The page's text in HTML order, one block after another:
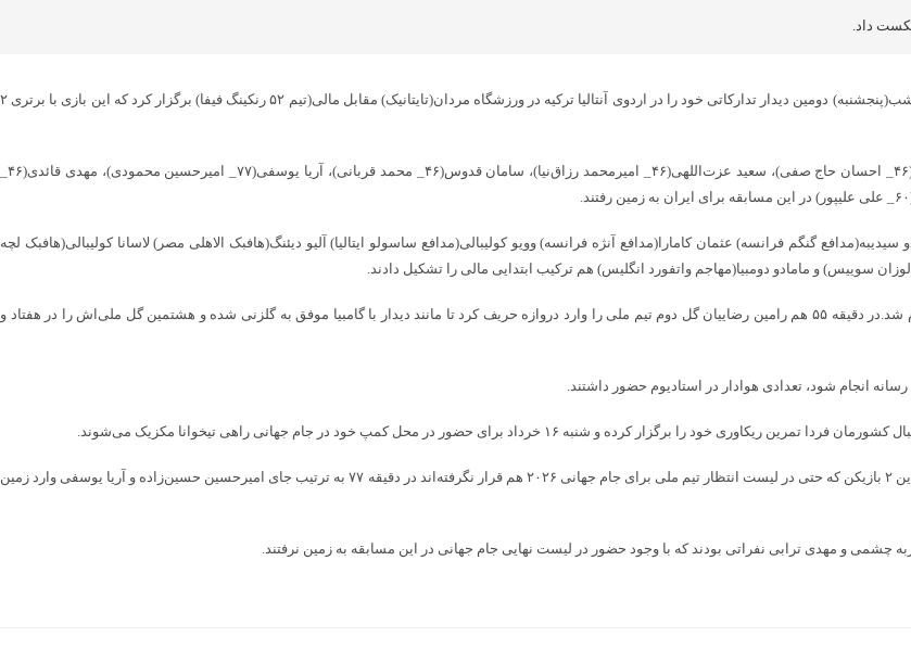
داد.
به گزارش پایگاه خبری شباویز به نقل از خبر گزاری فارس،تیم ملی فوتبال ایران از ساعت ۲۰ امشب(پنجشنبه) دومین دیدار تدارکاتی خود را در اردوی آنتالیا ترکیه در ورزشگاه مردان(تایتانیک) مقابل مالی(تیم ۵۲ رنکینگ فیفا) برگزار کرد که این بازی با برتری ۲
سیدیبه(مدافع گنگم فرانسه) عثمان کامارا(مدافع آنژه فرانسه) وویو کولیبالی(مدافع ساسولو ایتالیا) آلیو دیئنگ(هافبک الاهلی مصر) لاسانا کولیبالی(هافبک لچه
لوزان سوییس) و مامادو دومبیا(مهاجم واتفورد انگلیس) هم ترکیب ابتدایی مالی را تشکیل دادند.
نیمه اول بازی با گل دقیقه ۱۲ سعید عزت‌اللهی یک بر صفر به سود شاگردان امیر قلعه‌نویی تمام شد.در دقیقه ۵۵ هم رامین رضاییان گل دوم تیم ملی را وارد دروازه حریف کرد تا مانند دیدار با گامبیا موفق به گلزنی شده و هشتمین گل ملی‌اش را در هفتاد و
انجام شود، تعدادی هوادار در استادیوم حضور داشتند.
و شنبه ۱۶ خرداد برای حضور در محل کمپ خود در جام جهانی راهی تیخوانا مکزیک می‌شوند.
نکته قابل توجه درباره تعویض‌های ایران استفاده از هادی حبیبی‌نژاد و امیرحسین محمودی بود و این ۲ بازیکن که حتی در لیست انتظار تیم ملی برای جام جهانی ۲۰۲۶ هم قرار نگرفته‌اند در دقیقه ۷۷ به ترتیب جای امیرحسین حسین‌زاده و آریا یوسفی وارد زمین
چشمی و مهدی ترابی نفراتی بودند که با وجود حضور در لیست نهایی جام جهانی در این مسابقه به زمین نرفتند.